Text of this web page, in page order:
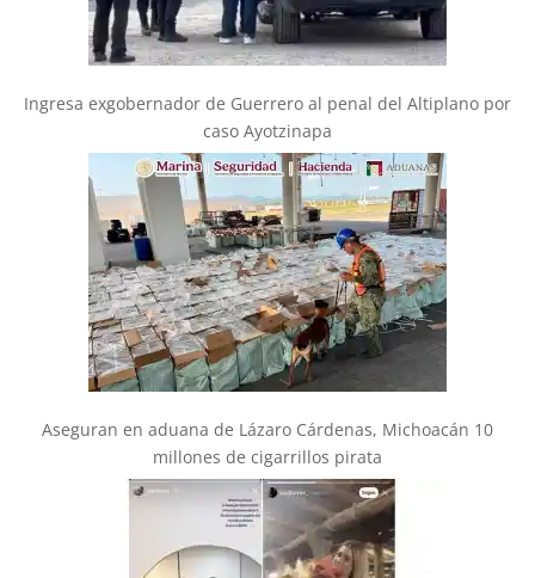
Ingresa exgobernador de Guerrero al penal del Altiplano por
caso Ayotzinapa
Aseguran en aduana de Lázaro Cárdenas, Michoacán 10
millones de cigarrillos pirata